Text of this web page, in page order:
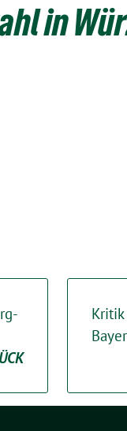
in
Kritik